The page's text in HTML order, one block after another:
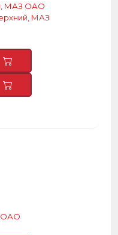
МАЗ ОАО
МАЗ
ОАО